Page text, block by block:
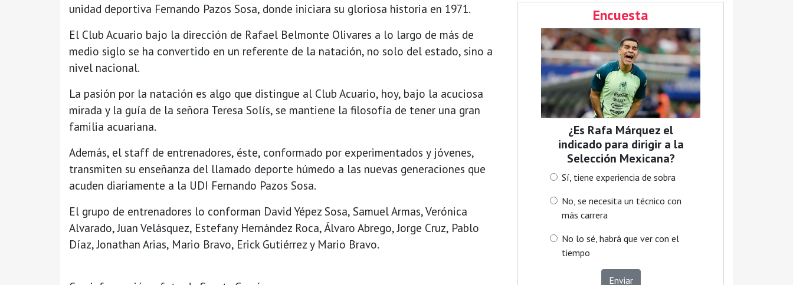
unidad deportiva Fernando Pazos Sosa, donde iniciara su gloriosa historia en 1971.
El Club Acuario bajo la dirección de Rafael Belmonte Olivares a lo largo de más de
medio siglo se ha convertido en un referente de la natación, no solo del estado, sino a
nivel nacional.
La pasión por la natación es algo que distingue al Club Acuario, hoy, bajo la acuciosa
mirada y la guía de la señora Teresa Solís, se mantiene la filosofía de tener una gran
familia acuariana.
Además, el staff de entrenadores, éste, conformado por experimentados y jóvenes,
transmiten su enseñanza del llamado deporte húmedo a las nuevas generaciones que
acuden diariamente a la UDI Fernando Pazos Sosa.
El grupo de entrenadores lo conforman David Yépez Sosa, Samuel Armas, Verónica
Alvarado, Juan Velásquez, Estefany Hernández Roca, Álvaro Abrego, Jorge Cruz, Pablo
Díaz, Jonathan Arias, Mario Bravo, Erick Gutiérrez y Mario Bravo.
Encuesta
¿Es Rafa Márquez el
indicado para dirigir a la
Selección Mexicana?
Sí, tiene experiencia de sobra
No, se necesita un técnico con
más carrera
No lo sé, habrá que ver con el
tiempo
Enviar